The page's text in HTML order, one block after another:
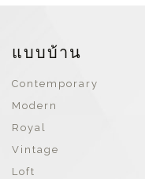
แบบบ้าน
Contemporary
Modern
Royal
Vintage
Loft